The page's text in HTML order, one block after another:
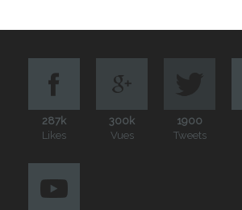
287k
Likes
300k
Vues
1900
Tweets